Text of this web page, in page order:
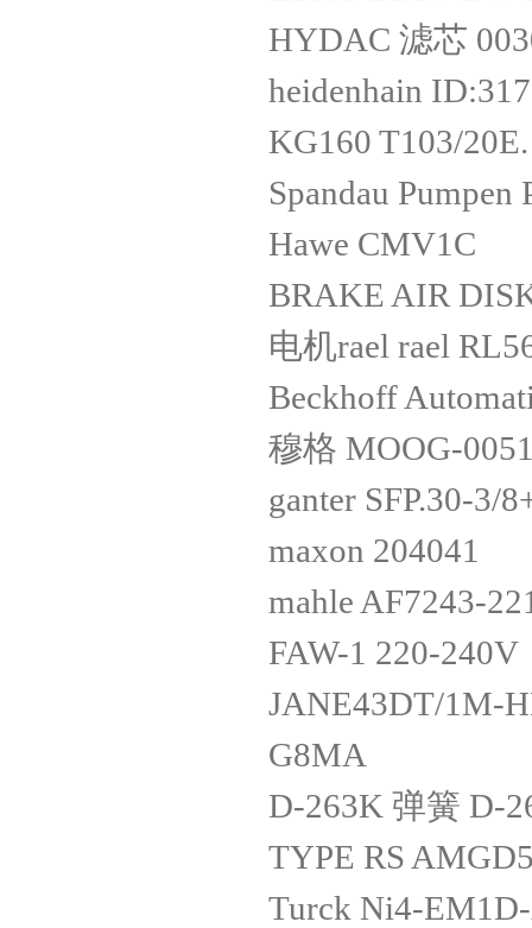
HYDAC 滤芯
heidenhain
KG160 T103/
Spandau
Hawe CMV1C
BRAKE AIR
电机rael rael
Beckhoff
穆格 MOOG-
ganter SFP.30-3/
maxon 204041
mahle AF7243-
FAW-1 220-240V
JANE43DT/1M-
G8MA
D-263K 弹簧 D-
TYPE RS
Turck Ni4-